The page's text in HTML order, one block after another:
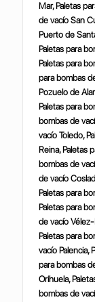
Mar, Paletas
de vacío San
Puerto de
Paletas para
Paletas para
para bombas
Pozuelo de
Paletas para
bombas de
vacío Toledo,
Reina, Paletas
bombas de
de vacío
Paletas para
Paletas para
de vacío
Paletas para
vacío Palencia,
para bombas
Orihuela,
bombas de